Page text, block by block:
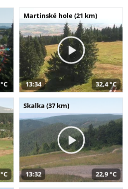
Martinské hole (21 km)
13:34 32,4 °C
Skalka (37 km)
13:32 22,9 °C